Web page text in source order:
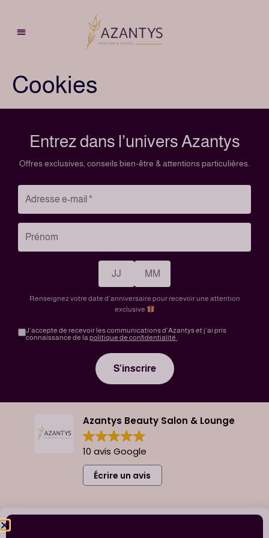
Cookies
Entrez dans l’univers Azantys
Offres exclusives, conseils bien-être & attentions particulières.
Renseignez votre date d’anniversaire pour recevoir une attention
exclusive
J’accepte de recevoir les communications d’Azantys et j’ai pris
connaissance de lapolitique de confidentialité .
Azantys Beauty Salon & Lounge
10 avis Google
Écrire un avis